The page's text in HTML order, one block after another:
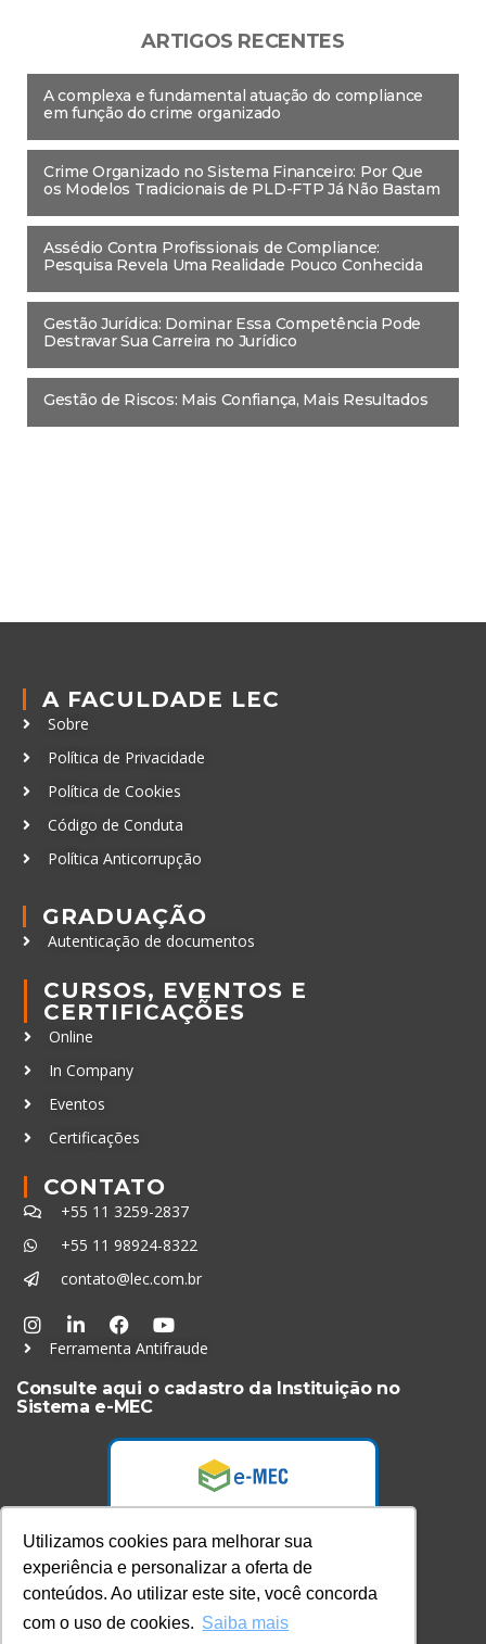
Utilizamos cookies para melhorar sua
experiência e personalizar a oferta de
conteúdos. Ao utilizar este site, você concorda
com o uso de cookies. Saiba mais
ARTIGOS RECENTES
A complexa e fundamental atuação do compliance
em função do crime organizado
Crime Organizado no Sistema Financeiro: Por Que
os Modelos Tradicionais de PLD-FTP Já Não Bastam
Assédio Contra Profissionais de Compliance:
Pesquisa Revela Uma Realidade Pouco Conhecida
Gestão Jurídica: Dominar Essa Competência Pode
Destravar Sua Carreira no Jurídico
Gestão de Riscos: Mais Confiança, Mais Resultados
A FACULDADE LEC
Sobre
Política de Privacidade
Política de Cookies
Código de Conduta
Política Anticorrupção
GRADUAÇÃO
Autenticação de documentos
CURSOS, EVENTOS E
CERTIFICAÇÕES
Online
In Company
Eventos
Certificações
CONTATO
+55 11 3259-2837
+55 11 98924-8322
contato@lec.com.br
Ferramenta Antifraude
Consulte aqui o cadastro da Instituição no
Sistema e-MEC